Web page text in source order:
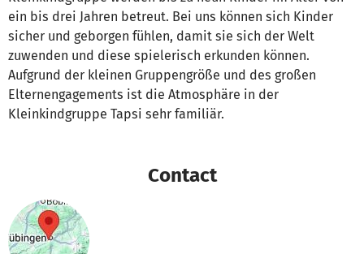
ein bis drei Jahren betreut. Bei uns können sich Kinder
sicher und geborgen fühlen, damit sie sich der Welt
zuwenden und diese spielerisch erkunden können.
Aufgrund der kleinen Gruppengröße und des großen
Elternengagements ist die Atmosphäre in der
Kleinkindgruppe Tapsi sehr familiär.
Contact